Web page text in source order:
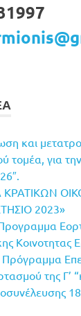
και
τομέα, για
2023»
Κοινοτητας
της Γ’